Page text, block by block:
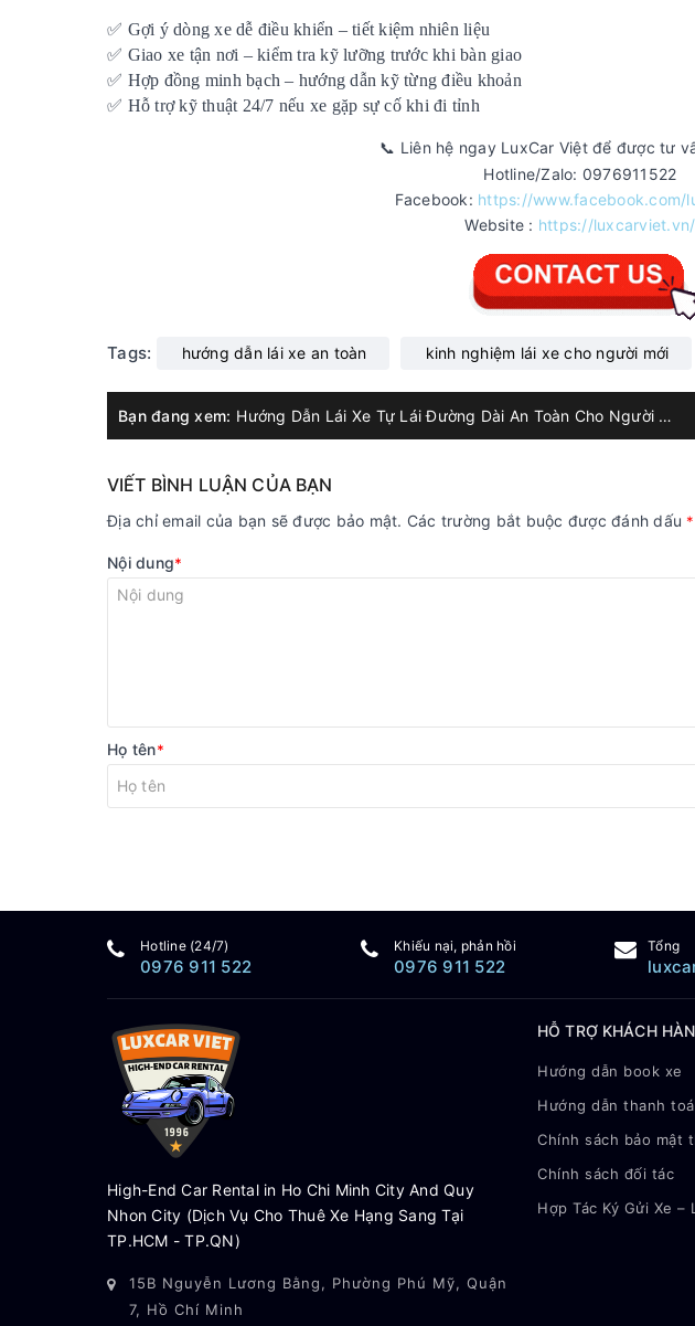
✅ Gợi ý dòng xe dễ điều khiển – tiết kiệm nhiên liệu
✅ Giao xe tận nơi – kiểm tra kỹ lưỡng trước khi bàn giao
✅ Hợp đồng minh bạch – hướng dẫn kỹ từng điều khoản
✅ Hỗ trợ kỹ thuật 24/7 nếu xe gặp sự cố khi đi tỉnh
📞 Liên hệ ngay LuxCar Việt để được tư
Hotline/Zalo: 0976911522
Facebook: https://www.facebook.com/
Website : https://luxcarviet.vn/
Tags: hướng dẫn lái xe an toàn kinh nghiệm lái xe cho người mới
Bạn đang xem: Hướng Dẫn Lái Xe Tự Lái Đường Dài An Toàn Cho Người Mới
VIẾT BÌNH LUẬN CỦA BẠN
Địa chỉ email của bạn sẽ được bảo mật. Các trường bắt buộc được đánh dấu *
Nội dung*
Họ tên*
Hotline (24/7)
0976 911 522
Khiếu nại, phản hồi
0976 911 522
Tổng
High-End Car Rental in Ho Chi Minh City And Quy
Nhon City (Dịch Vụ Cho Thuê Xe Hạng Sang Tại
TP.HCM - TP.QN)
15B Nguyễn Lương Bằng, Phường Phú Mỹ, Quận
7, Hồ Chí Minh
HỖ TRỢ KHÁCH
Hướng dẫn book xe
Hướng dẫn thanh
Chính sách bảo mật
Chính sách đối tác
Hợp Tác Ký Gửi Xe –